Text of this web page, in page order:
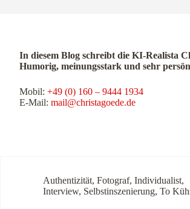
In diesem Blog schreibt die KI-Realista
Humorig, meinungsstark und sehr
Mobil: +49 (0) 160 – 9444 1934
E-Mail: mail@christagoede.de
Authentizität, Fotograf, Individualist,
Interview, Selbstinszenierung, To